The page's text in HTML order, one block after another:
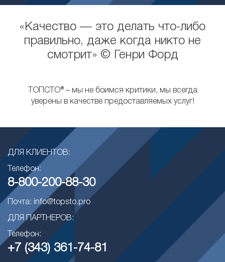
«Качество — это делать что-либо
правильно, даже когда никто не
смотрит» © Генри Форд
ТОПСТО® – мы не боимся критики, мы всегда
уверены в качестве предоставляемых услуг!
ДЛЯ КЛИЕНТОВ:
Телефон:
8-800-200-88-30
Почта: info@topsto.pro
ДЛЯ ПАРТНЕРОВ:
Телефон:
+7 (343) 361-74-81